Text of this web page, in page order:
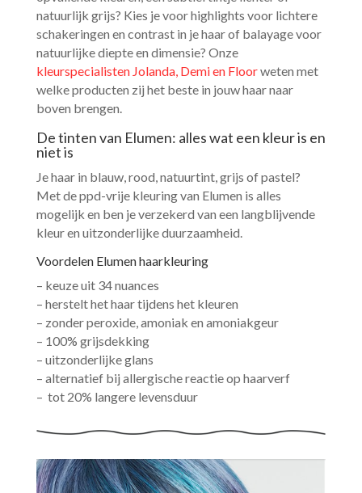
natuurlijk grijs? Kies je voor highlights voor lichtere
schakeringen en contrast in je haar of balayage voor
natuurlijke diepte en dimensie? Onze
kleurspecialisten Jolanda, Demi en Floorweten met
welke producten zij het beste in jouw haar naar
boven brengen.
De tinten van Elumen: alles wat een kleur is en
niet is
Je haar in blauw, rood, natuurtint, grijs of pastel?
Met de ppd-vrije kleuring van Elumen is alles
mogelijk en ben je verzekerd van een langblijvende
kleur en uitzonderlijke duurzaamheid.
Voordelen Elumen haarkleuring
– keuze uit 34 nuances
– herstelt het haar tijdens het kleuren
– zonder peroxide, amoniak en amoniakgeur
– 100% grijsdekking
– uitzonderlijke glans
– alternatief bij allergische reactie op haarverf
– tot 20% langere levensduur